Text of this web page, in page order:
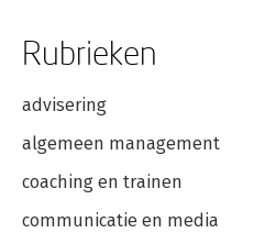
Rubrieken
advisering
algemeen management
coaching en trainen
communicatie en media